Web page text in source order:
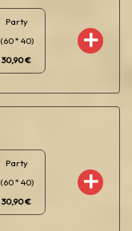
Party
(60 * 40)
30,90 €
Party
(60 * 40)
30,90 €